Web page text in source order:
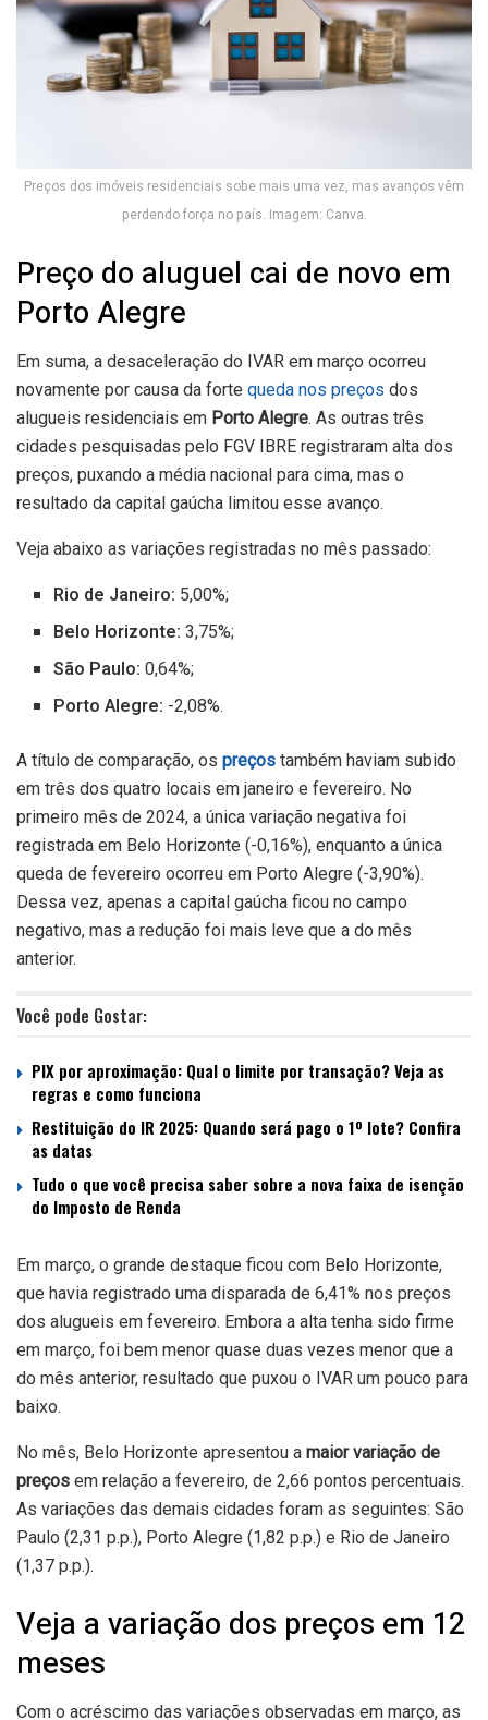
Preços dos imóveis residenciais sobe mais uma vez, mas avanços vêm
perdendo força no país. Imagem: Canva.
Preço do aluguel cai de novo em
Porto Alegre
Em suma, a desaceleração do IVAR em março ocorreu
novamente por causa da forte queda nos preços dos
alugueis residenciais em Porto Alegre. As outras três
cidades pesquisadas pelo FGV IBRE registraram alta dos
preços, puxando a média nacional para cima, mas o
resultado da capital gaúcha limitou esse avanço.
Veja abaixo as variações registradas no mês passado:
Rio de Janeiro: 5,00%;
Belo Horizonte: 3,75%;
São Paulo: 0,64%;
Porto Alegre: -2,08%.
A título de comparação, os preços também haviam subido
em três dos quatro locais em janeiro e fevereiro. No
primeiro mês de 2024, a única variação negativa foi
registrada em Belo Horizonte (-0,16%), enquanto a única
queda de fevereiro ocorreu em Porto Alegre (-3,90%).
Dessa vez, apenas a capital gaúcha ficou no campo
negativo, mas a redução foi mais leve que a do mês
anterior.
Você pode Gostar:
PIX por aproximação: Qual o limite por transação? Veja as
regras e como funciona
Restituição do IR 2025: Quando será pago o 1º lote? Confira
as datas
Tudo o que você precisa saber sobre a nova faixa de isenção
do Imposto de Renda
Em março, o grande destaque ficou com Belo Horizonte,
que havia registrado uma disparada de 6,41% nos preços
dos alugueis em fevereiro. Embora a alta tenha sido firme
em março, foi bem menor quase duas vezes menor que a
do mês anterior, resultado que puxou o IVAR um pouco para
baixo.
No mês, Belo Horizonte apresentou a maior variação de
preços em relação a fevereiro, de 2,66 pontos percentuais.
As variações das demais cidades foram as seguintes: São
Paulo (2,31 p.p.), Porto Alegre (1,82 p.p.) e Rio de Janeiro
(1,37 p.p.).
Veja a variação dos preços em 12
meses
Com o acréscimo das variações observadas em março, as